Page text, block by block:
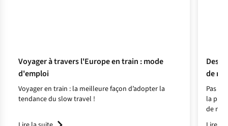
Voyager à travers l'Europe en train : mode
d'emploi
Voyager en train : la meilleure façon d’adopter la
tendance du slow travel !
de
Pas
la
de